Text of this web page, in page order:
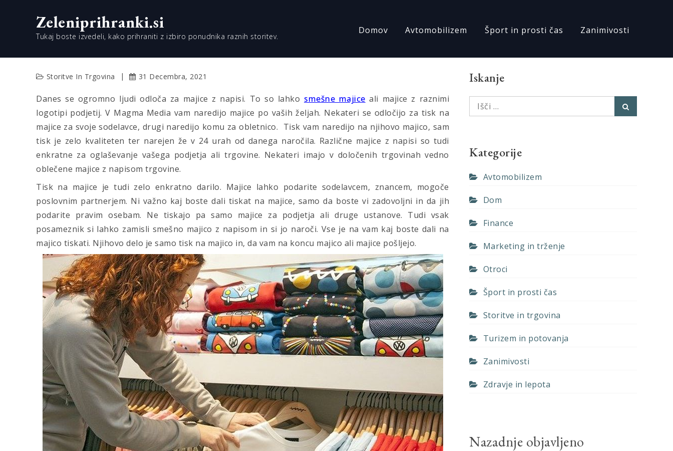
Zeleniprihranki.si
Tukaj boste izvedeli, kako prihraniti z izbiro ponudnika raznih storitev.
Domov Avtomobilizem Šport in prosti čas Zanimivosti
Storitve In Trgovina 31 Decembra, 2021
Danes se ogromno ljudi odloča za majice z napisi. To so lahko smešne majice ali majice z raznimi
logotipi podjetij. V Magma Media vam naredijo majice po vaših željah. Nekateri se odločijo za tisk na
majice za svoje sodelavce, drugi naredijo komu za obletnico. Tisk vam naredijo na njihovo majico, sam
tisk je zelo kvaliteten ter narejen že v 24 urah od danega naročila. Različne majice z napisi so tudi
enkratne za oglaševanje vašega podjetja ali trgovine. Nekateri imajo v določenih trgovinah vedno
oblečene majice z napisom trgovine.
Tisk na majice je tudi zelo enkratno darilo. Majice lahko podarite sodelavcem, znancem, mogoče
poslovnim partnerjem. Ni važno kaj boste dali tiskat na majice, samo da boste vi zadovoljni in da jih
podarite pravim osebam. Ne tiskajo pa samo majice za podjetja ali druge ustanove. Tudi vsak
posameznik si lahko zamisli smešno majico z napisom in si jo naroči. Vse je na vam kaj boste dali na
majico tiskati. Njihovo delo je samo tisk na majico in, da vam na koncu majico ali majice pošljejo.
Iskanje
Išči:
Kategorije
Avtomobilizem
Dom
Finance
Marketing in trženje
Otroci
Šport in prosti čas
Storitve in trgovina
Turizem in potovanja
Zanimivosti
Zdravje in lepota
Nazadnje objavljeno